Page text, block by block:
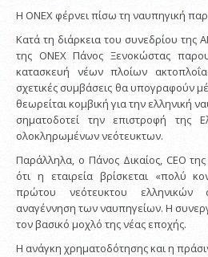
Η ΟΝΕΧ φέρνει πίσω τη ναυπηγική
Κατά τη διάρκεια του συνεδρίου
της ΟΝΕΧ Πάνος Ξενοκώστας
κατασκευή νέων πλοίων
σχετικές συμβάσεις θα υπογραφούν
θεωρείται κομβική για την ελληνική
σηματοδοτεί την επιστροφή της
ολοκληρωμένων νεότευκτων.
Παράλληλα, ο Πάνος Δικαίος, CEO
ότι η εταιρεία βρίσκεται «πολύ
πρώτου νεότευκτου
αναγέννηση των ναυπηγείων. Η
τον βασικό μοχλό της νέας εποχής.
Η ανάγκη χρηματοδότησης και η